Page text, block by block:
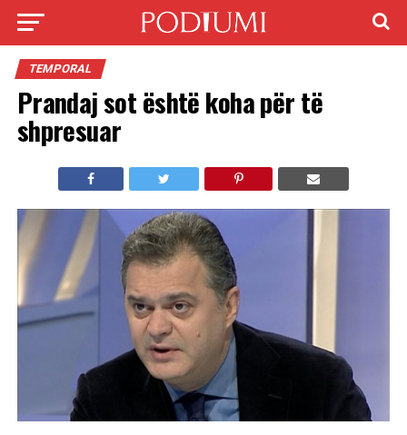
TEMPORAL
Prandaj sot është koha për të
shpresuar